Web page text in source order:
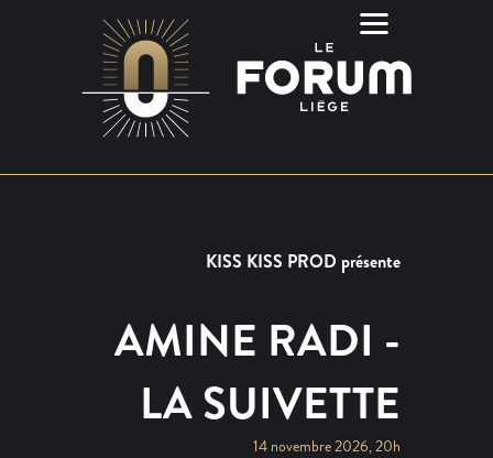
KISS KISS PROD présente
AMINE RADI -
LA SUIVETTE
14 novembre 2026, 20h